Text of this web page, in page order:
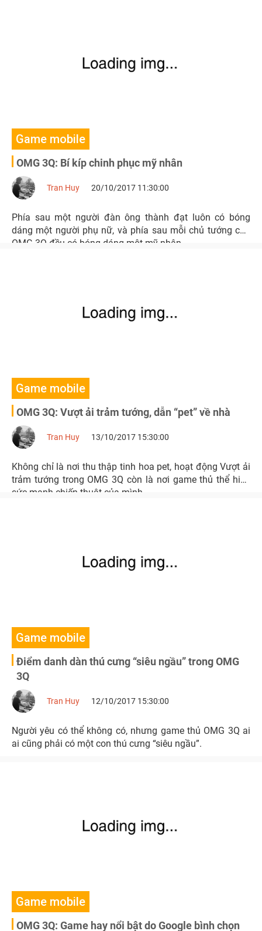
Game mobile
OMG 3Q: Bí kíp chinh phục mỹ nhân
Tran Huy 20/10/2017 11:30:00
Phía sau một người đàn ông thành đạt luôn có bóng
dáng một người phụ nữ, và phía sau mỗi chủ tướng của
OMG 3Q đều có bóng dáng một mỹ nhân.
Game mobile
OMG 3Q: Vượt ải trảm tướng, dẫn “pet” về nhà
Tran Huy 13/10/2017 15:30:00
Không chỉ là nơi thu thập tinh hoa pet, hoạt động Vượt ải
trảm tướng trong OMG 3Q còn là nơi game thủ thể hiện
sức mạnh chiến thuật của mình.
Game mobile
Điểm danh dàn thú cưng “siêu ngầu” trong OMG
3Q
Tran Huy 12/10/2017 15:30:00
Người yêu có thể không có, nhưng game thủ OMG 3Q ai
ai cũng phải có một con thú cưng “siêu ngầu”.
Game mobile
OMG 3Q: Game hay nổi bật do Google bình chọn